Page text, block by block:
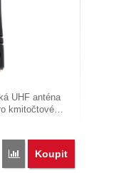
UHF anténa
kmitočtové…
Porovnat
Koupit